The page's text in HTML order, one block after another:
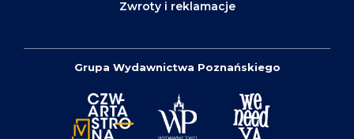
Zwroty i reklamacje
Grupa Wydawnictwa Poznańskiego